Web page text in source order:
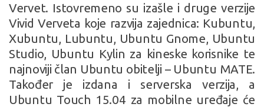
Vervet. Istovremeno su izašle i druge verzije
Vivid Verveta koje razvija zajednica: Kubuntu,
Xubuntu, Lubuntu, Ubuntu Gnome, Ubuntu
Studio, Ubuntu Kylin za kineske korisnike te
najnoviji član Ubuntu obitelji – Ubuntu MATE.
Također je izdana i serverska verzija, a
Ubuntu Touch 15.04 za mobilne uređaje će